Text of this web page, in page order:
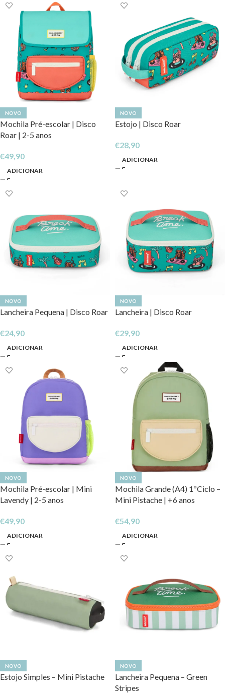
NOVO
Mochila Pré-escolar | Disco
Roar | 2-5 anos
€49,90
ADICIONAR
NOVO
Estojo | Disco Roar
€28,90
ADICIONAR
NOVO
Lancheira Pequena | Disco Roar
€24,90
ADICIONAR
NOVO
Lancheira | Disco Roar
€29,90
ADICIONAR
NOVO
Mochila Pré-escolar | Mini
Lavendy | 2-5 anos
€49,90
ADICIONAR
NOVO
Mochila Grande (A4) 1ºCiclo –
Mini Pistache | +6 anos
€54,90
ADICIONAR
NOVO
Estojo Simples – Mini Pistache
NOVO
Lancheira Pequena – Green
Stripes